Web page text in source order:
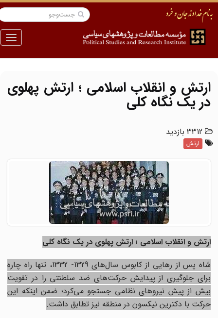
منو
ارتش و انقلاب اسلامی ؛ ارتش پهلوی
در یک نگاه کلی
3312 بازدید
ارتش
ارتش و انقلاب اسلامی ؛ ارتش پهلوی در یک نگاه کلی
شاه پس از رهایی از کابوس‌ سال‌های 1329- 1332، تنها راه چاره
برای جلوگیری از پیدایش حرکت‌های ضد سلطنتی را در تقویت
بیش از پیش نیروهای نظامی جستجو می‌کرد؛ ضمن اینکه این
حرکت با دکترین نیکسون در منطقه نیز تطابق داشت.